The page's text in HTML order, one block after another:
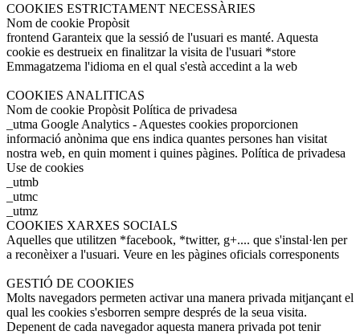
COOKIES ESTRICTAMENT NECESSÀRIES
Nom de cookie Propòsit
frontend Garanteix que la sessió de l'usuari es manté. Aquesta
cookie es destrueix en finalitzar la visita de l'usuari *store
Emmagatzema l'idioma en el qual s'està accedint a la web
COOKIES ANALITICAS
Nom de cookie Propòsit Política de privadesa
_utma Google Analytics - Aquestes cookies proporcionen
informació anònima que ens indica quantes persones han visitat
nostra web, en quin moment i quines pàgines. Política de privadesa
Use de cookies
_utmb
_utmc
_utmz
COOKIES XARXES SOCIALS
Aquelles que utilitzen *facebook, *twitter, g+.... que s'instal·len per
a reconèixer a l'usuari. Veure en les pàgines oficials corresponents
GESTIÓ DE COOKIES
Molts navegadors permeten activar una manera privada mitjançant el
qual les cookies s'esborren sempre després de la seua visita.
Depenent de cada navegador aquesta manera privada pot tenir